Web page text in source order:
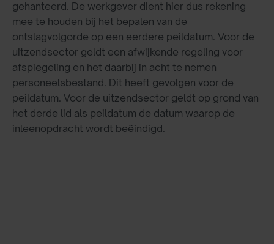
gehanteerd. De werkgever dient hier dus rekening
mee te houden bij het bepalen van de
ontslagvolgorde op een eerdere peildatum. Voor de
uitzendsector geldt een afwijkende regeling voor
afspiegeling en het daarbij in acht te nemen
personeelsbestand. Dit heeft gevolgen voor de
peildatum. Voor de uitzendsector geldt op grond van
het derde lid als peildatum de datum waarop de
inleenopdracht wordt beëindigd.